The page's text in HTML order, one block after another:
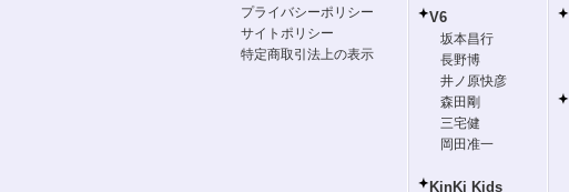
プライバシーポリシー
サイトポリシー
特定商取引法上の表示
V6
坂本昌行
長野博
井ノ原快彦
森田剛
三宅健
岡田准一
KinKi Kids